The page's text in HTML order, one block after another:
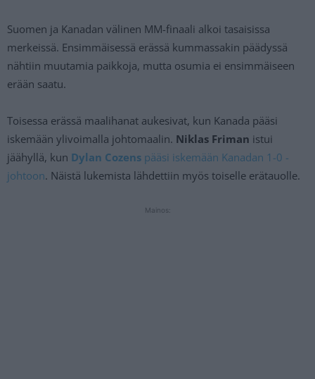
Suomen ja Kanadan välinen MM-finaali alkoi tasaisissa
merkeissä. Ensimmäisessä erässä kummassakin päädyssä
nähtiin muutamia paikkoja, mutta osumia ei ensimmäiseen
erään saatu.
Toisessa erässä maalihanat aukesivat, kun Kanada pääsi
iskemään ylivoimalla johtomaalin. Niklas Friman istui
jäähyllä, kun Dylan Cozens pääsi iskemään Kanadan 1-0 -
johtoon. Näistä lukemista lähdettiin myös toiselle erätauolle.
Mainos: